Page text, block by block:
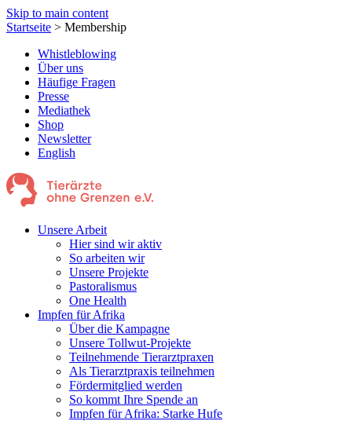
Skip to main content
Startseite > Membership
Whistleblowing
Über uns
Häufige Fragen
Presse
Mediathek
Shop
Newsletter
English
Unsere Arbeit
Hier sind wir aktiv
So arbeiten wir
Unsere Projekte
Pastoralismus
One Health
Impfen für Afrika
Über die Kampagne
Unsere Tollwut-Projekte
Teilnehmende Tierarztpraxen
Als Tierarztpraxis teilnehmen
Fördermitglied werden
So kommt Ihre Spende an
Impfen für Afrika: Starke Hufe